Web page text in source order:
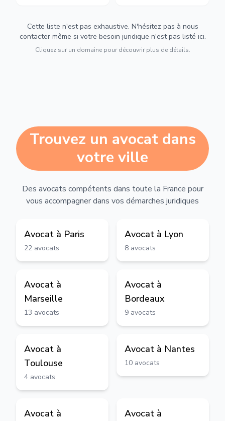
Cette liste n'est pas exhaustive. N'hésitez pas à nous
contacter même si votre besoin juridique n'est pas listé ici.
Cliquez sur un domaine pour découvrir plus de détails.
Trouvez un avocat dans
votre ville
Des avocats compétents dans toute la France pour
vous accompagner dans vos démarches juridiques
Avocat à Paris
22 avocats
Avocat à Lyon
8 avocats
Avocat à
Marseille
13 avocats
Avocat à
Bordeaux
9 avocats
Avocat à
Toulouse
4 avocats
Avocat à Nantes
10 avocats
Avocat à
Avocat à